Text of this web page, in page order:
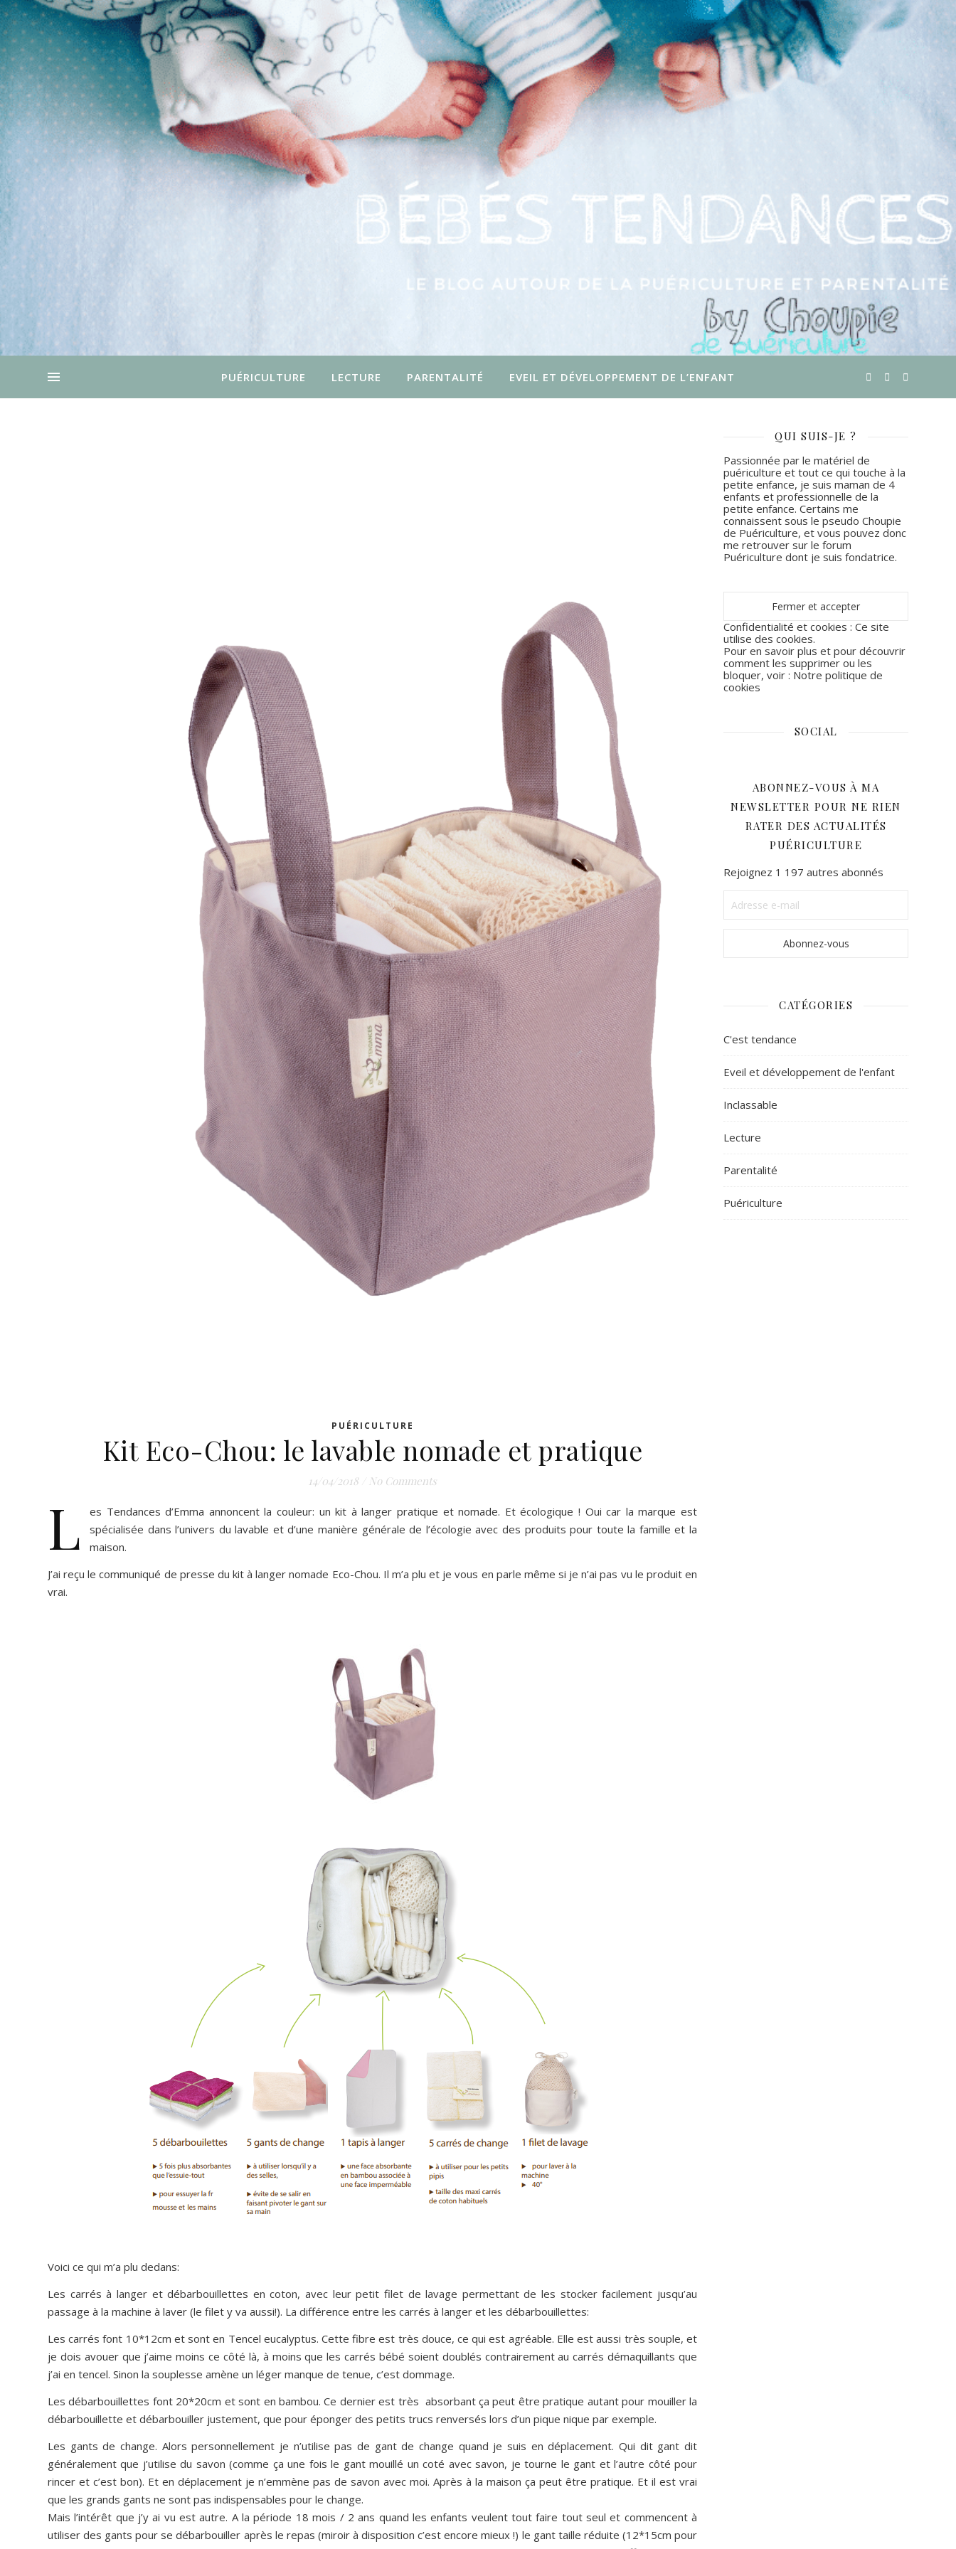
PUÉRICULTURE LECTURE PARENTALITÉ EVEIL ET DÉVELOPPEMENT DE L’ENFANT
PUÉRICULTURE
Kit Eco-Chou: le lavable nomade et pratique
14/04/2018 No Comments
L es Tendances d’Emma annoncent la couleur: un kit à langer pratique et nomade. Et écologique ! Oui car la marque est
spécialisée dans l’univers du lavable et d’une manière générale de l’écologie avec des produits pour toute la famille et la
maison.
J’ai reçu le communiqué de presse du kit à langer nomade Eco-Chou. Il m’a plu et je vous en parle même si je n’ai pas vu le produit en
vrai.
Voici ce qui m’a plu dedans:
Les carrés à langer et débarbouillettes en coton, avec leur petit filet de lavage permettant de les stocker facilement jusqu’au
passage à la machine à laver (le filet y va aussi!). La différence entre les carrés à langer et les débarbouillettes:
Les carrés font 10*12cm et sont en Tencel eucalyptus. Cette fibre est très douce, ce qui est agréable. Elle est aussi très souple, et
je dois avouer que j’aime moins ce côté là, à moins que les carrés bébé soient doublés contrairement au carrés démaquillants que
j’ai en tencel. Sinon la souplesse amène un léger manque de tenue, c’est dommage.
Les débarbouillettes font 20*20cm et sont en bambou. Ce dernier est très absorbant ça peut être pratique autant pour mouiller la
débarbouillette et débarbouiller justement, que pour éponger des petits trucs renversés lors d’un pique nique par exemple.
Les gants de change. Alors personnellement je n’utilise pas de gant de change quand je suis en déplacement. Qui dit gant dit
généralement que j’utilise du savon (comme ça une fois le gant mouillé un coté avec savon, je tourne le gant et l’autre côté pour
rincer et c’est bon). Et en déplacement je n’emmène pas de savon avec moi. Après à la maison ça peut être pratique. Et il est vrai
que les grands gants ne sont pas indispensables pour le change.
Mais l’intérêt que j’y ai vu est autre. A la période 18 mois / 2 ans quand les enfants veulent tout faire tout seul et commencent à
utiliser des gants pour se débarbouiller après le repas (miroir à disposition c’est encore mieux !) le gant taille réduite (12*15cm pour
QUI SUIS-JE ?
Passionnée par le matériel de
puériculture et tout ce qui touche à la
petite enfance, je suis maman de 4
enfants et professionnelle de la
petite enfance. Certains me
connaissent sous le pseudo Choupie
de Puériculture, et vous pouvez donc
me retrouver sur le forum
Puériculture dont je suis fondatrice.
Confidentialité et cookies : Ce site
utilise des cookies.
Pour en savoir plus et pour découvrir
comment les supprimer ou les
bloquer, voir : Notre politique de
cookies
SOCIAL
ABONNEZ-VOUS À MA
NEWSLETTER POUR NE RIEN
RATER DES ACTUALITÉS
PUÉRICULTURE
Rejoignez 1 197 autres abonnés
Adresse
CATÉGORIES
C'est tendance
Eveil et développement de l'enfant
Inclassable
Lecture
Parentalité
Puériculture